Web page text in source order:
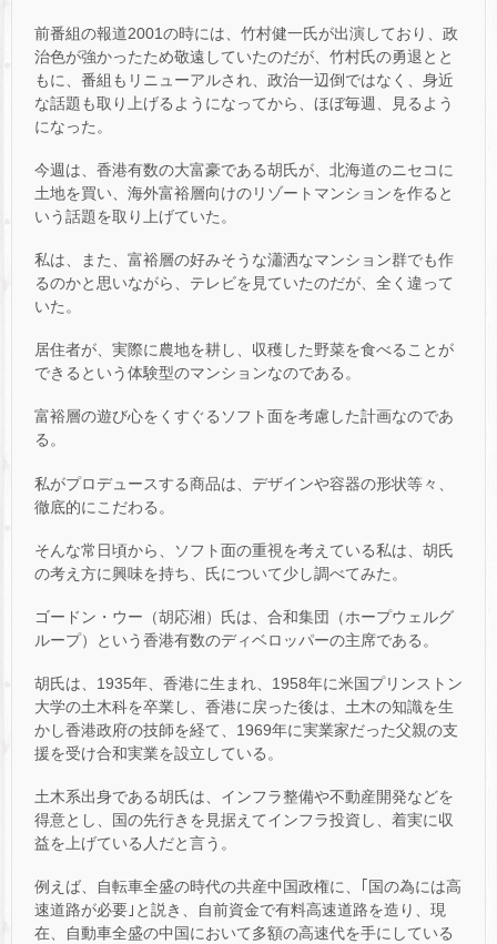
前番組の報道2001の時には、竹村健一氏が出演しており、政
治色が強かったため敬遠していたのだが、竹村氏の勇退とと
もに、番組もリニューアルされ、政治一辺倒ではなく、身近
な話題も取り上げるようになってから、ほぼ毎週、見るよう
になった。
今週は、香港有数の大富豪である胡氏が、北海道のニセコに
土地を買い、海外富裕層向けのリゾートマンションを作ると
いう話題を取り上げていた。
私は、また、富裕層の好みそうな瀟洒なマンション群でも作
るのかと思いながら、テレビを見ていたのだが、全く違って
いた。
居住者が、実際に農地を耕し、収穫した野菜を食べることが
できるという体験型のマンションなのである。
富裕層の遊び心をくすぐるソフト面を考慮した計画なのであ
る。
私がプロデュースする商品は、デザインや容器の形状等々、
徹底的にこだわる。
そんな常日頃から、ソフト面の重視を考えている私は、胡氏
の考え方に興味を持ち、氏について少し調べてみた。
ゴードン・ウー（胡応湘）氏は、合和集団（ホープウェルグ
ループ）という香港有数のディベロッパーの主席である。
胡氏は、1935年、香港に生まれ、1958年に米国プリンストン
大学の土木科を卒業し、香港に戻った後は、土木の知識を生
かし香港政府の技師を経て、1969年に実業家だった父親の支
援を受け合和実業を設立している。
土木系出身である胡氏は、インフラ整備や不動産開発などを
得意とし、国の先行きを見据えてインフラ投資し、着実に収
益を上げている人だと言う。
例えば、自転車全盛の時代の共産中国政権に、｢国の為には高
速道路が必要｣と説き、自前資金で有料高速道路を造り、現
在、自動車全盛の中国において多額の高速代を手にしている